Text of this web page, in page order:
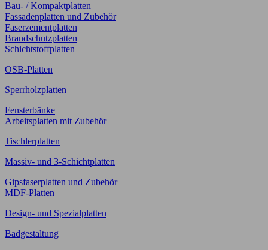
Bau- / Kompaktplatten
Fassadenplatten und Zubehör
Faserzementplatten
Brandschutzplatten
Schichtstoffplatten
OSB-Platten
Sperrholzplatten
Fensterbänke
Arbeitsplatten mit Zubehör
Tischlerplatten
Massiv- und 3-Schichtplatten
Gipsfaserplatten und Zubehör
MDF-Platten
Design- und Spezialplatten
Badgestaltung